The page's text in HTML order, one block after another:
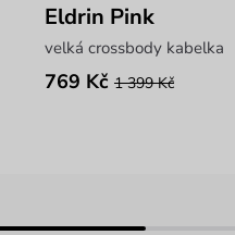
Eldrin Pink
velká crossbody kabelka
769 Kč 1 399 Kč